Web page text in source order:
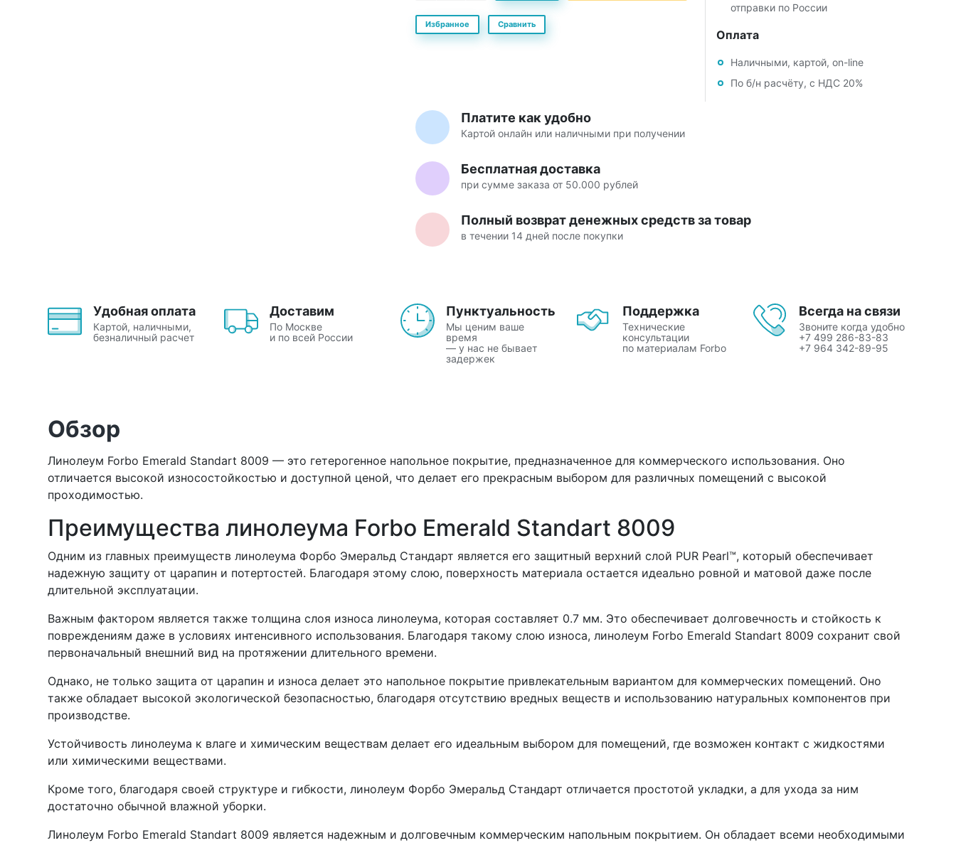
Избранное Сравнить
отправки по России
Оплата
Наличными, картой, on-line
По б/н расчёту, с НДС 20%
Платите как удобно
Картой онлайн или наличными при получении
Бесплатная доставка
при сумме заказа от 50.000 рублей
Полный возврат денежных средств за товар
в течении 14 дней после покупки
Удобная оплата
Картой, наличными,
безналичный расчет
Доставим
По Москве
и по всей России
Пунктуальность
Мы ценим ваше
время
— у нас не бывает
задержек
Поддержка
Технические
консультации
по материалам Forbo
Всегда на связи
Звоните когда удобно
+7 499 286-83-83
+7 964 342-89-95
Обзор
Линолеум Forbo Emerald Standart 8009 — это гетерогенное напольное покрытие, предназначенное для коммерческого использования. Оно
отличается высокой износостойкостью и доступной ценой, что делает его прекрасным выбором для различных помещений с высокой
проходимостью.
Преимущества линолеума Forbo Emerald Standart 8009
Одним из главных преимуществ линолеума Форбо Эмеральд Стандарт является его защитный верхний слой PUR Pearl™, который обеспечивает
надежную защиту от царапин и потертостей. Благодаря этому слою, поверхность материала остается идеально ровной и матовой даже после
длительной эксплуатации.
Важным фактором является также толщина слоя износа линолеума, которая составляет 0.7 мм. Это обеспечивает долговечность и стойкость к
повреждениям даже в условиях интенсивного использования. Благодаря такому слою износа, линолеум Forbo Emerald Standart 8009 сохранит свой
первоначальный внешний вид на протяжении длительного времени.
Однако, не только защита от царапин и износа делает это напольное покрытие привлекательным вариантом для коммерческих помещений. Оно
также обладает высокой экологической безопасностью, благодаря отсутствию вредных веществ и использованию натуральных компонентов при
производстве.
Устойчивость линолеума к влаге и химическим веществам делает его идеальным выбором для помещений, где возможен контакт с жидкостями
или химическими веществами.
Кроме того, благодаря своей структуре и гибкости, линолеум Форбо Эмеральд Стандарт отличается простотой укладки, а для ухода за ним
достаточно обычной влажной уборки.
Линолеум Forbo Emerald Standart 8009 является надежным и долговечным коммерческим напольным покрытием. Он обладает всеми необходимыми